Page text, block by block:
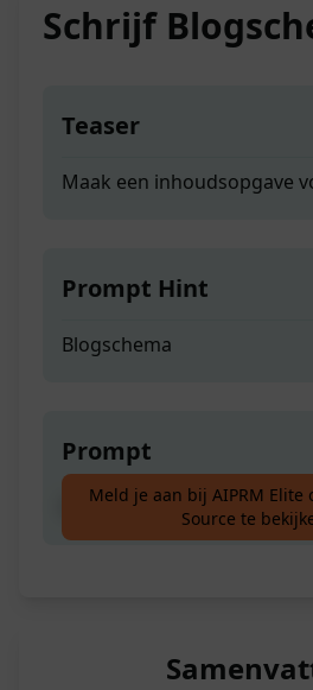
Schrijf
Teaser
Maak een inhoudsopgave
Prompt Hint
Blogschema
Prompt
Maak een inhoudsopgave
Meld je aan bij AIPRM Elite
Source te